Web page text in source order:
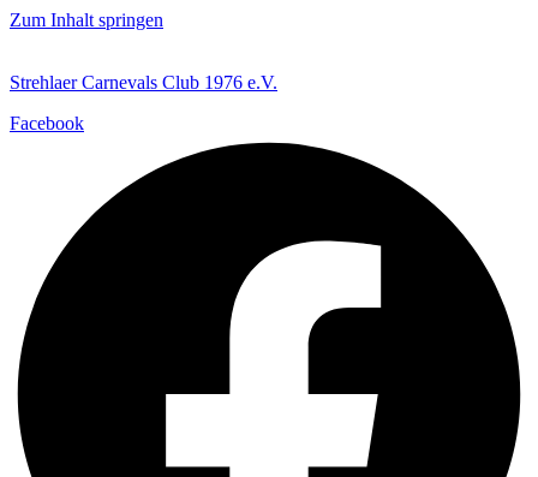
Zum Inhalt springen
Strehlaer Carnevals Club 1976 e.V.
Facebook